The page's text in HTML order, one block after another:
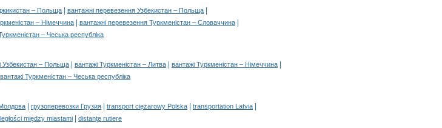
– Польща вантажні перевезення Узбекистан – Польща
– Німеччина вантажні перевезення Туркменістан – Словаччина
– Чеська республіка
Узбекистан – Польща вантажі Туркменістан – Литва вантажі Туркменістан – Німеччина
вантажі Туркменістан – Чеська республіка
грузоперевозки Грузия transport ciężarowy Polska transportation Latvia
między miastami distanţe rutiere